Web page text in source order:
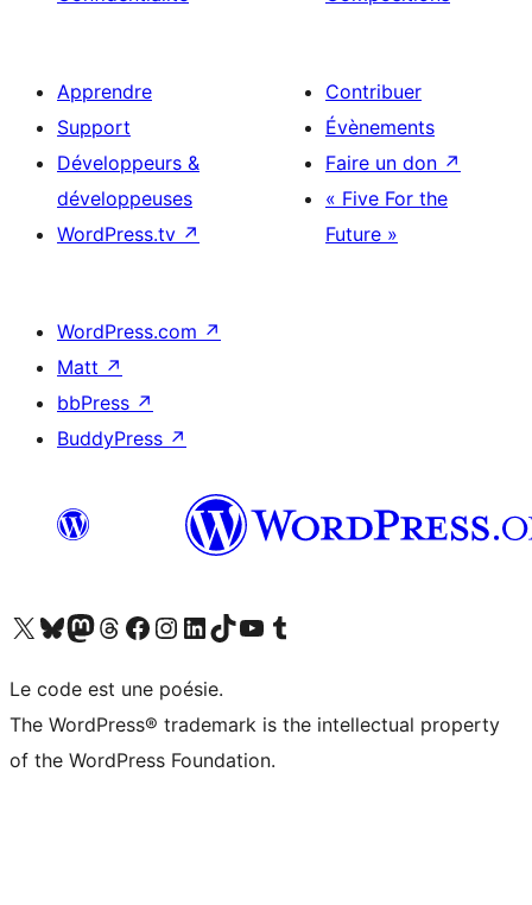
Apprendre
Support
Développeurs &
développeuses
WordPress.tv ↗
Contribuer
Évènements
Faire un don ↗
« Five For the
Future »
WordPress.com ↗
Matt ↗
bbPress ↗
BuddyPress ↗
Visitez notre compte X (précédemment Twitter)
Visiter notre compte Bluesky
Visiter notre compte Mastodon
Visiter notre compte Threads
Consulter notre compte Facebook
Consulter notre compte Instagram
Consulter notre compte LinkedIn
Visiter notre compte TokTok
Visiter notre chaîne YouTube
Visiter notre compte Tumblr
Le code est une poésie.
The WordPress® trademark is the intellectual property
of the WordPress Foundation.